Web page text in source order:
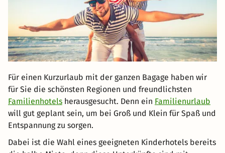
Für einen Kurzurlaub mit der ganzen Bagage haben wir
für Sie die schönsten Regionen und freundlichsten
Familienhotels herausgesucht. Denn ein Familienurlaub
will gut geplant sein, um bei Groß und Klein für Spaß und
Entspannung zu sorgen.
Dabei ist die Wahl eines geeigneten Kinderhotels bereits